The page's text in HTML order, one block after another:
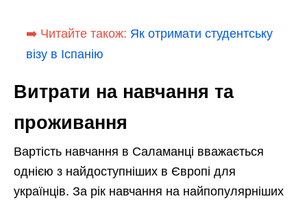
➡️ Читайте також: Як отримати студентську
візу в Іспанію
Витрати на навчання та
проживання
Вартість навчання в Саламанці вважається
однією з найдоступніших в Європі для
українців. За рік навчання на найпопулярніших